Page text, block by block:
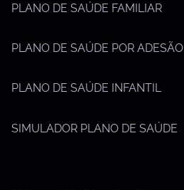
PLANO DE SAÚDE FAMILIAR
PLANO DE SAÚDE POR ADESÃO
PLANO DE SAÚDE INFANTIL
SIMULADOR PLANO DE SAÚDE